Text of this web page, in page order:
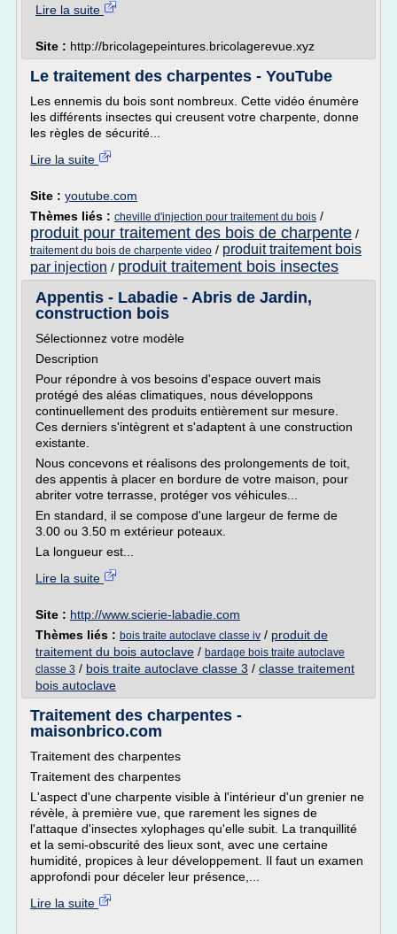
Lire la suite
Site : http://bricolagepeintures.bricolagerevue.xyz
Le traitement des charpentes - YouTube
Les ennemis du bois sont nombreux. Cette vidéo énumère
les différents insectes qui creusent votre charpente, donne
les règles de sécurité...
Lire la suite
Site : youtube.com
Thèmes liés : cheville d'injection pour traitement du bois /
produit pour traitement des bois de charpente /
traitement du bois de charpente video / produit traitement bois
par injection / produit traitement bois insectes
Appentis - Labadie - Abris de Jardin,
construction bois
Sélectionnez votre modèle
Description
Pour répondre à vos besoins d'espace ouvert mais
protégé des aléas climatiques, nous développons
continuellement des produits entièrement sur mesure.
Ces derniers s'intègrent et s'adaptent à une construction
existante.
Nous concevons et réalisons des prolongements de toit,
des appentis à placer en bordure de votre maison, pour
abriter votre terrasse, protéger vos véhicules...
En standard, il se compose d'une largeur de ferme de
3.00 ou 3.50 m extérieur poteaux.
La longueur est...
Lire la suite
Site : http://www.scierie-labadie.com
Thèmes liés : bois traite autoclave classe iv / produit de
traitement du bois autoclave / bardage bois traite autoclave
classe 3 / bois traite autoclave classe 3 / classe traitement
bois autoclave
Traitement des charpentes -
maisonbrico.com
Traitement des charpentes
Traitement des charpentes
L'aspect d'une charpente visible à l'intérieur d'un grenier ne
révèle, à première vue, que rarement les signes de
l'attaque d'insectes xylophages qu'elle subit. La tranquillité
et la semi-obscurité des lieux sont, avec une certaine
humidité, propices à leur développement. Il faut un examen
approfondi pour déceler leur présence,...
Lire la suite